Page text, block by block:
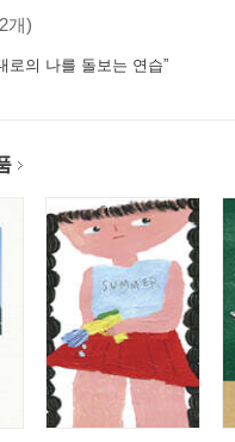
개)
로의 나를 돌보는 연습”